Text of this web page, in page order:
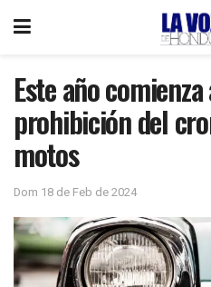
Este año
prohibición del
motos
Dom 18 de Feb de 2024